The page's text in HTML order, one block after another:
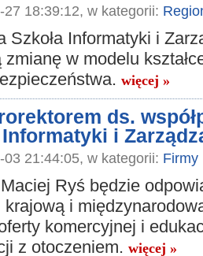
18:39:12, w kategorii:
Szkoła Informatyki i
w modelu
więcej »
ds.
i
21:44:05, w kategorii: Firmy
Ryś będzie
krajową i
komercyjnej i
z otoczeniem. więcej »